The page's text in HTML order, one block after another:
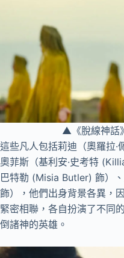
▲《脫線神話
這些凡人包括莉迪（奧羅拉
奧菲斯（基利安·史考特
巴特勒 (Misia Butler) 飾）
飾），他們出身背景各異，
緊密相聯，各自扮演了不同
倒諸神的英雄。